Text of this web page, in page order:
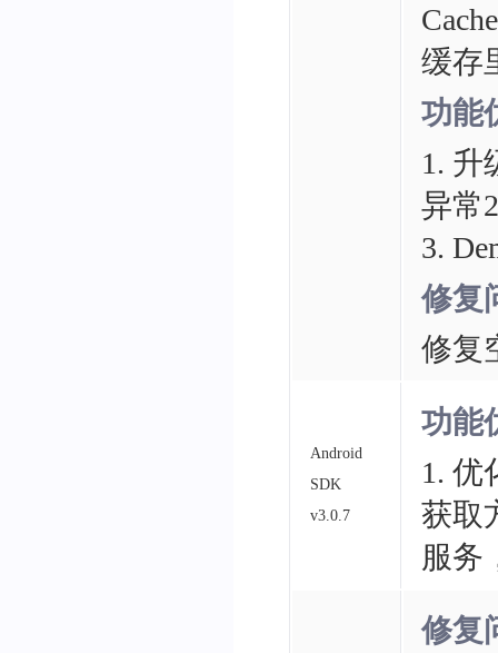
缓存
功能
1. 升
异常
3.
修复
修复
Android
SDK
v3.0.7
功能
1. 优
获取
服务
修复